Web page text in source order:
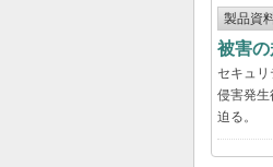
製品資
被害
セキュ
侵害発生
迫る。